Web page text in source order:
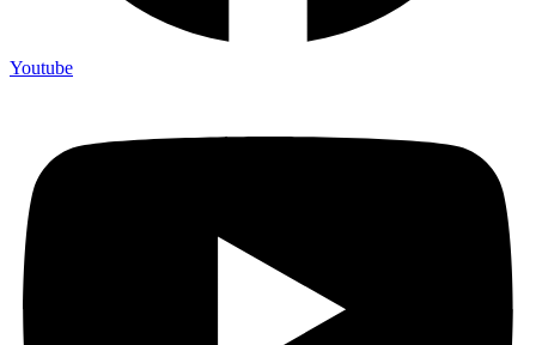
Youtube